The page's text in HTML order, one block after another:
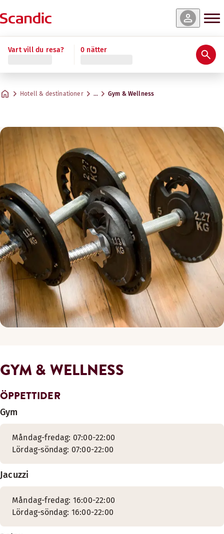
Vart vill du resa? 0 nätter
Hotell & destinationer … Gym & Wellness
GYM & WELLNESS
ÖPPETTIDER
Gym
Måndag-fredag: 07:00-22:00
Lördag-söndag: 07:00-22:00
Jacuzzi
Måndag-fredag: 16:00-22:00
Lördag-söndag: 16:00-22:00